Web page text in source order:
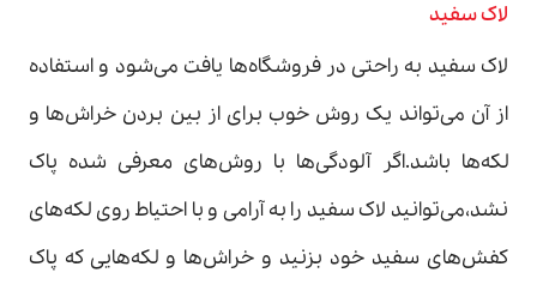
لاک سفید
لاک سفید به راحتی در فروشگاه‌ها یافت می‌شود و استفاده
از آن می‌تواند یک روش خوب برای از بین بردن خراش‌ها و
لکه‌ها باشد.اگر آلودگی‌ها با روش‌های معرفی شده پاک
نشد،می‌توانید لاک سفید را به آرامی و با احتیاط روی لکه‌های
کفش‌های سفید خود بزنید و خراش‌ها و لکه‌هایی که پاک